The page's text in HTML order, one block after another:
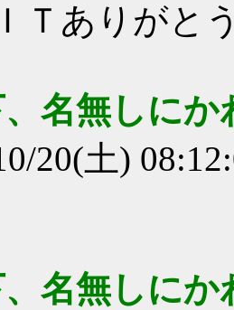
Ｔありがと
、名無しに
20(土)
、名無しに